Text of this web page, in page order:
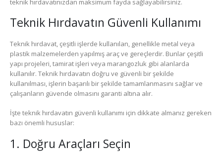
teknik hırdavatınızdan maksimum fayda sağlayabilirsiniz.
Teknik Hırdavatın Güvenli Kullanımı
Teknik hırdavat, çeşitli işlerde kullanılan, genellikle metal veya
plastik malzemelerden yapılmış araç ve gereçlerdir. Bunlar çeşitli
yapı projeleri, tamirat işleri veya marangozluk gibi alanlarda
kullanılır. Teknik hırdavatın doğru ve güvenli bir şekilde
kullanılması, işlerin başarılı bir şekilde tamamlanmasını sağlar ve
çalışanların güvende olmasını garanti altına alır.
İşte teknik hırdavatın güvenli kullanımı için dikkate almanız gereken
bazı önemli hususlar:
1. Doğru Araçları Seçin